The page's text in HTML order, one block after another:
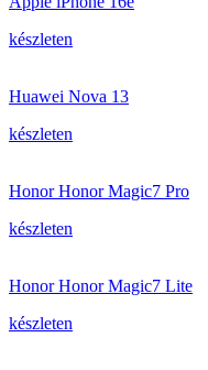
készleten
Huawei Nova 13
készleten
Honor Honor Magic7 Pro
készleten
Honor Honor Magic7 Lite
készleten